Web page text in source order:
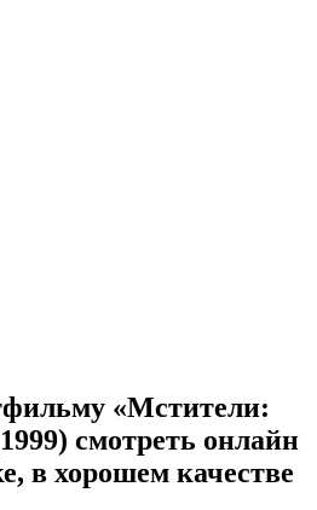
«Мстители:
cмотреть онлайн
в хорошем качестве